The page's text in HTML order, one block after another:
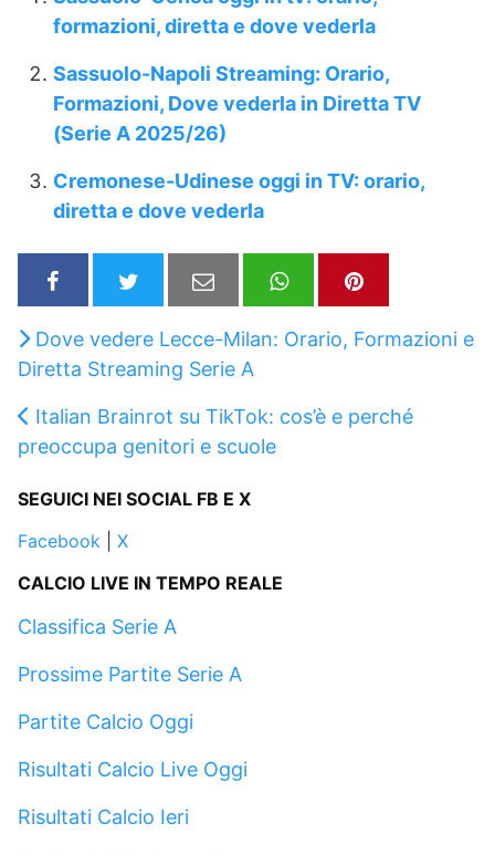
formazioni, diretta e dove vederla
Sassuolo-Napoli Streaming: Orario,
Formazioni, Dove vederla in Diretta TV
(Serie A 2025/26)
Cremonese-Udinese oggi in TV: orario,
diretta e dove vederla
Dove vedere Lecce-Milan: Orario, Formazioni e
Diretta Streaming Serie A
Italian Brainrot su TikTok: cos’è e perché
preoccupa genitori e scuole
SEGUICI NEI SOCIAL FB E X
Facebook
X
CALCIO LIVE IN TEMPO REALE
Classifica Serie A
Prossime Partite Serie A
Partite Calcio Oggi
Risultati Calcio Live Oggi
Risultati Calcio Ieri